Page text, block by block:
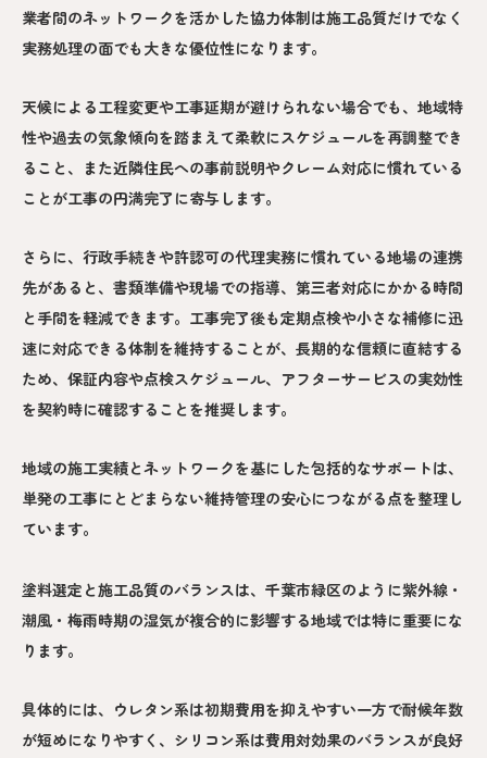
業者間のネットワークを活かした協力体制は施工品質だけでなく
実務処理の面でも大きな優位性になります。
天候による工程変更や工事延期が避けられない場合でも、地域特
性や過去の気象傾向を踏まえて柔軟にスケジュールを再調整でき
ること、また近隣住民への事前説明やクレーム対応に慣れている
ことが工事の円満完了に寄与します。
さらに、行政手続きや許認可の代理実務に慣れている地場の連携
先があると、書類準備や現場での指導、第三者対応にかかる時間
と手間を軽減できます。工事完了後も定期点検や小さな補修に迅
速に対応できる体制を維持することが、長期的な信頼に直結する
ため、保証内容や点検スケジュール、アフターサービスの実効性
を契約時に確認することを推奨します。
地域の施工実績とネットワークを基にした包括的なサポートは、
単発の工事にとどまらない維持管理の安心につながる点を整理し
ています。
塗料選定と施工品質のバランスは、千葉市緑区のように紫外線・
潮風・梅雨時期の湿気が複合的に影響する地域では特に重要にな
ります。
具体的には、ウレタン系は初期費用を抑えやすい一方で耐候年数
が短めになりやすく、シリコン系は費用対効果のバランスが良好